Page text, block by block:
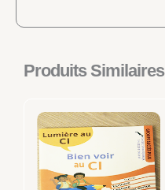
Produits Similaires